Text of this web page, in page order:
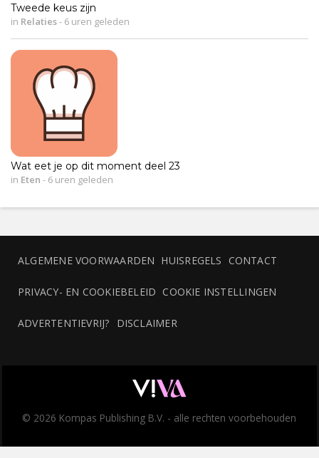
Tweede keus zijn
in Relaties- 6 uren geleden
Wat eet je op dit moment deel 23
in Eten - 6 uren geleden
ALGEMENE VOORWAARDEN HUISREGELS CONTACT
PRIVACY- EN COOKIEBELEID COOKIE INSTELLINGEN
ADVERTENTIEVRIJ? DISCLAIMER
© 2026 Kompas Publishing B.V. - alle rechten voorbehouden